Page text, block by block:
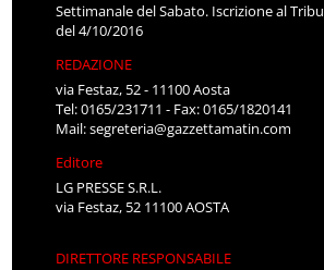
Settimanale del Sabato. Iscrizione al
del 4/10/2016
REDAZIONE
via Festaz, 52 - 11100 Aosta
Tel: 0165/231711 - Fax: 0165/1820141
Mail:segreteria@gazzettamatin.com
Editore
LG PRESSE S.R.L.
via Festaz, 52 11100 AOSTA
DIRETTORE RESPONSABILE